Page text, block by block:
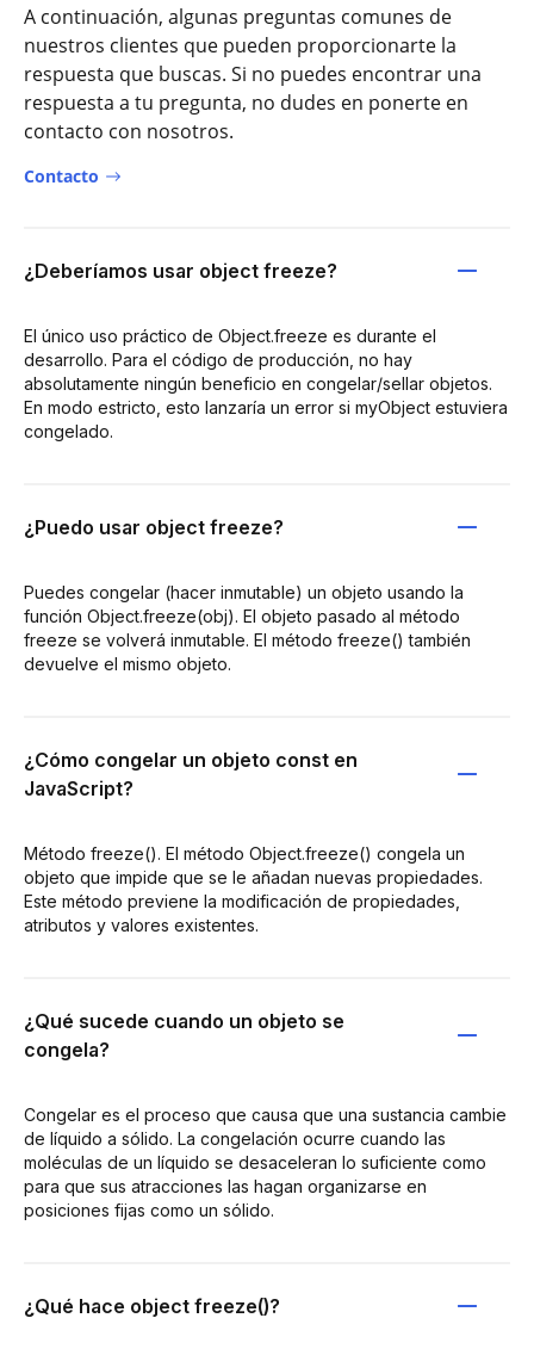
A continuación, algunas preguntas comunes de
nuestros clientes que pueden proporcionarte la
respuesta que buscas. Si no puedes encontrar una
respuesta a tu pregunta, no dudes en ponerte en
contacto con nosotros.
Contacto
¿Deberíamos usar object freeze?
El único uso práctico de Object.freeze es durante el
desarrollo. Para el código de producción, no hay
absolutamente ningún beneficio en congelar/sellar objetos.
En modo estricto, esto lanzaría un error si myObject estuviera
congelado.
¿Puedo usar object freeze?
Puedes congelar (hacer inmutable) un objeto usando la
función Object.freeze(obj). El objeto pasado al método
freeze se volverá inmutable. El método freeze() también
devuelve el mismo objeto.
¿Cómo congelar un objeto const en
JavaScript?
Método freeze(). El método Object.freeze() congela un
objeto que impide que se le añadan nuevas propiedades.
Este método previene la modificación de propiedades,
atributos y valores existentes.
¿Qué sucede cuando un objeto se
congela?
Congelar es el proceso que causa que una sustancia cambie
de líquido a sólido. La congelación ocurre cuando las
moléculas de un líquido se desaceleran lo suficiente como
para que sus atracciones las hagan organizarse en
posiciones fijas como un sólido.
¿Qué hace object freeze()?